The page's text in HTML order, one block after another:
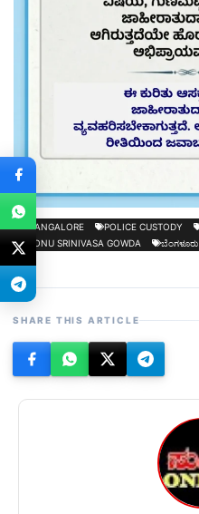
BANGALORE POLICE CUSTODY
SONU SRINIVASA GOWDA
ಬೆಂಗಳೂರು
SHARE THIS ARTICLE